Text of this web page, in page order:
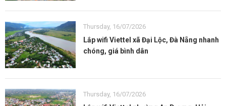
Thursday, 16/07/2026
Lắp wifi Viettel xã Đại Lộc, Đà Nẵng nhanh
chóng, giá bình dân
Thursday, 16/07/2026